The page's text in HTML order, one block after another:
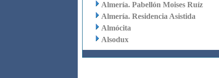
Almería. Pabellón Moises Ruíz
Almería. Residencia Asistida
Almócita
Alsodux